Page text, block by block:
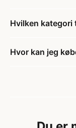
Hvilken kategori
Hvor kan jeg